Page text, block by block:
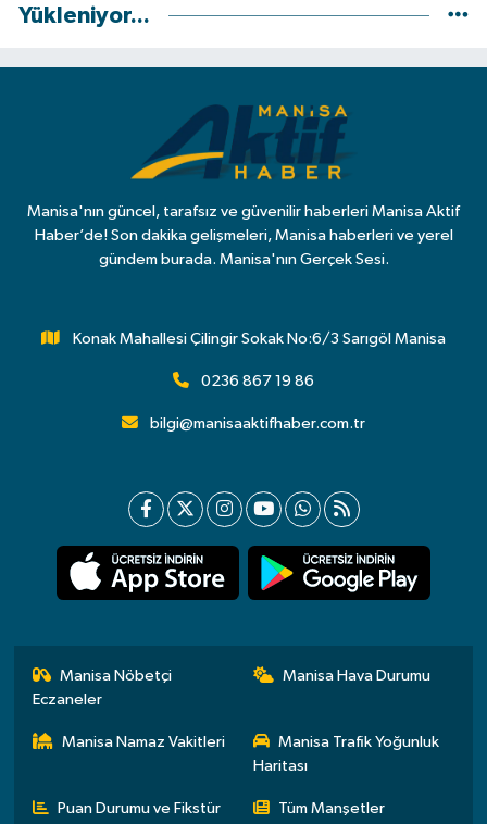
Yükleniyor...
Manisa'nın güncel, tarafsız ve güvenilir haberleri Manisa Aktif
Haber’de! Son dakika gelişmeleri, Manisa haberleri ve yerel
gündem burada. Manisa'nın Gerçek Sesi.
Konak Mahallesi Çilingir Sokak No:6/3 Sarıgöl Manisa
0236 867 19 86
bilgi@manisaaktifhaber.com.tr
Manisa Nöbetçi
Eczaneler
Manisa Hava Durumu
Manisa Namaz Vakitleri
Manisa Trafik Yoğunluk
Haritası
Puan Durumu ve Fikstür Tüm Manşetler